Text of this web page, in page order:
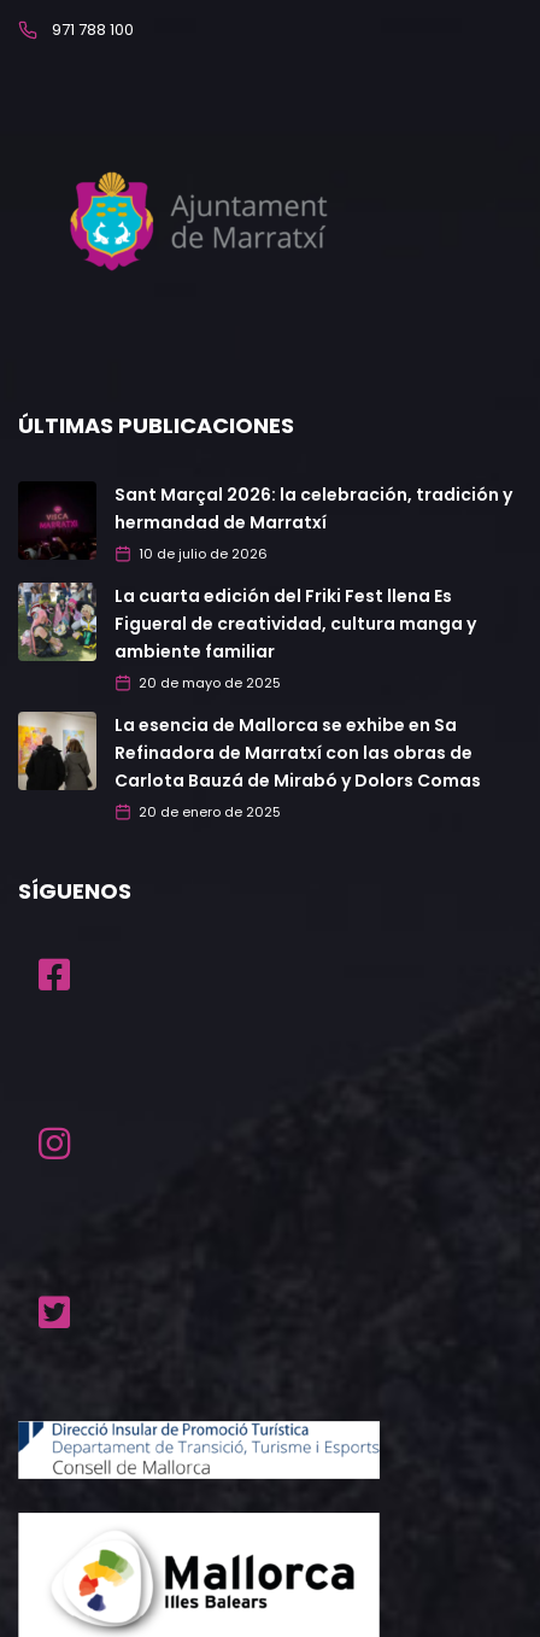
971 788 100
ÚLTIMAS PUBLICACIONES
Sant Marçal 2026: la celebración, tradición y
hermandad de Marratxí
10 de julio de 2026
La cuarta edición del Friki Fest llena Es
Figueral de creatividad, cultura manga y
ambiente familiar
20 de mayo de 2025
La esencia de Mallorca se exhibe en Sa
Refinadora de Marratxí con las obras de
Carlota Bauzá de Mirabó y Dolors Comas
20 de enero de 2025
SÍGUENOS